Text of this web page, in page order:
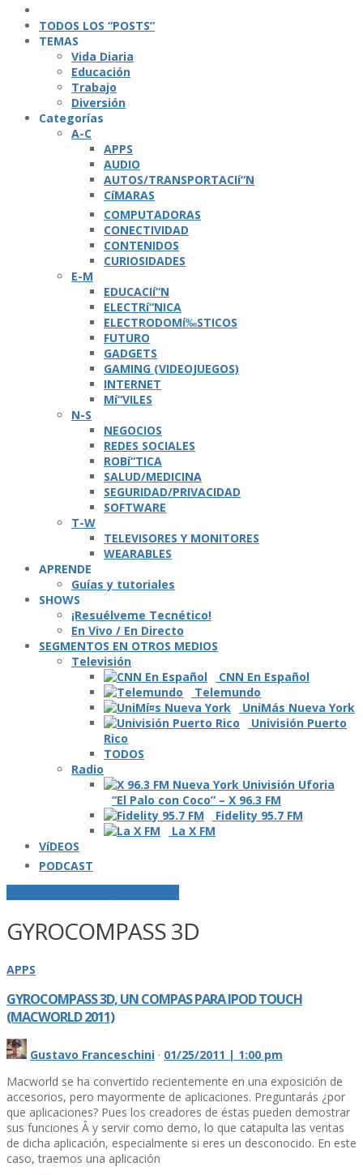
TODOS LOS “POSTS”
TEMAS
Vida Diaria
Educación
Trabajo
Diversión
Categorí­as
A-C
APPS
AUDIO
AUTOS/TRANSPORTACIí“N
CíMARAS
COMPUTADORAS
CONECTIVIDAD
CONTENIDOS
CURIOSIDADES
E-M
EDUCACIí“N
ELECTRí“NICA
ELECTRODOMí‰STICOS
FUTURO
GADGETS
GAMING (VIDEOJUEGOS)
INTERNET
Mí“VILES
N-S
NEGOCIOS
REDES SOCIALES
ROBí“TICA
SALUD/MEDICINA
SEGURIDAD/PRIVACIDAD
SOFTWARE
T-W
TELEVISORES Y MONITORES
WEARABLES
APRENDE
Guí­as y tutoriales
SHOWS
¡Resuélveme Tecnético!
En Vivo / En Directo
SEGMENTOS EN OTROS MEDIOS
Televisión
CNN En Español
Telemundo
UniMás Nueva York
Univisión Puerto
Rico
TODOS
Radio
“El Palo con Coco” – X 96.3 FM
Fidelity 95.7 FM
La X FM
VíDEOS
PODCAST
GYROCOMPASS 3D
APPS
GYROCOMPASS 3D, UN COMPAS PARA IPOD TOUCH
(MACWORLD 2011)
Gustavo Franceschini · 01/25/2011 | 1:00 pm
Macworld se ha convertido recientemente en una exposición de
accesorios, pero mayormente de aplicaciones. Preguntarás ¿por
que aplicaciones? Pues los creadores de éstas pueden demostrar
sus funciones Â y servir como demo, lo que catapulta las ventas
de dicha aplicación, especialmente si eres un desconocido. En este
caso, traemos una aplicación